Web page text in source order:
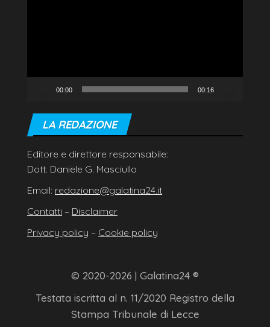
00:00 00:16
LA REDAZIONE
Editore e direttore responsabile:
Dott. Daniele G. Masciullo
Email: redazione@galatina24.it
Contatti – Disclaimer
Privacy policy – Cookie policy
© 2020-2026 | Galatina24 ®
Testata iscritta al n. 11/2020 Registro della
Stampa Tribunale di Lecce